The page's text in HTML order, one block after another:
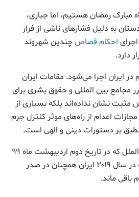
مبارک رمضان هستیم، اما جباری،
بە دلیل فشارهای ناشی از فرار
احکام قصاصچندین شهروند
دارد.
در ایران اجرا می‌شود. مقامات ایران
مجامع بین المللی و حقوق بشری برای
نشان نداده‌اند بلکه بسیاری از
اعدام از راه‌های موثر کنترل جرم
بر دستورات دینی و الهی است.
در گزارش سالانه عفو بین‌ الملل که در تاریخ دوم اردیبهشت ماه ۹۹
منتشر شده آمده است که در سال ۲۰۱۹ ایران همچنان در صدر
باقی ماند.